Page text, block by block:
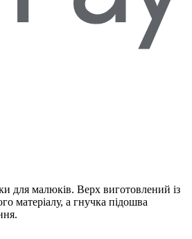
для малюків. Верх виготовлений із
матеріалу, а гнучка підошва